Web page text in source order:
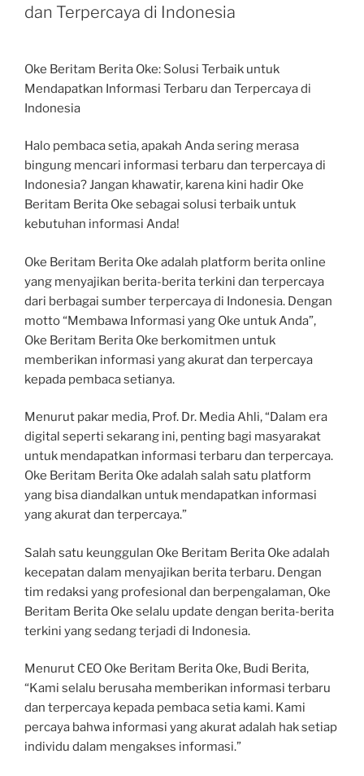
dan Terpercaya di Indonesia
Oke Beritam Berita Oke: Solusi Terbaik untuk
Mendapatkan Informasi Terbaru dan Terpercaya di
Indonesia
Halo pembaca setia, apakah Anda sering merasa
bingung mencari informasi terbaru dan terpercaya di
Indonesia? Jangan khawatir, karena kini hadir Oke
Beritam Berita Oke sebagai solusi terbaik untuk
kebutuhan informasi Anda!
Oke Beritam Berita Oke adalah platform berita online
yang menyajikan berita-berita terkini dan terpercaya
dari berbagai sumber terpercaya di Indonesia. Dengan
motto “Membawa Informasi yang Oke untuk Anda”,
Oke Beritam Berita Oke berkomitmen untuk
memberikan informasi yang akurat dan terpercaya
kepada pembaca setianya.
Menurut pakar media, Prof. Dr. Media Ahli, “Dalam era
digital seperti sekarang ini, penting bagi masyarakat
untuk mendapatkan informasi terbaru dan terpercaya.
Oke Beritam Berita Oke adalah salah satu platform
yang bisa diandalkan untuk mendapatkan informasi
yang akurat dan terpercaya.”
Salah satu keunggulan Oke Beritam Berita Oke adalah
kecepatan dalam menyajikan berita terbaru. Dengan
tim redaksi yang profesional dan berpengalaman, Oke
Beritam Berita Oke selalu update dengan berita-berita
terkini yang sedang terjadi di Indonesia.
Menurut CEO Oke Beritam Berita Oke, Budi Berita,
“Kami selalu berusaha memberikan informasi terbaru
dan terpercaya kepada pembaca setia kami. Kami
percaya bahwa informasi yang akurat adalah hak setiap
individu dalam mengakses informasi.”